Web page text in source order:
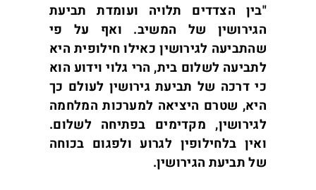
"בין הצדדים תלויה ועומדת תביעת
הגירושין של המשיב. ואף על פי
שהתביעה לגירושין כאילו חילופית היא
לתביעה לשלום בית, הרי גלוי וידוע הוא
כי דרכה של תביעת גירושין לעולם כך
היא, שטרם היציאה למערכות המלחמה
לגירושין, מקדימים בפתיחה לשלום.
ואין בלחילופין לגרוע ולפגום בכוחה
של תביעת הגירושין.